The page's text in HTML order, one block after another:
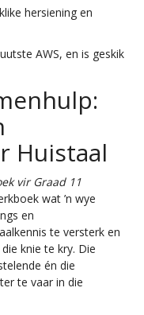
hersiening en
AWS, en is geskik
Huistaal
vir Graad 11
wat ’n wye
en
te versterk en
knie te kry. Die
én die
te vaar in die